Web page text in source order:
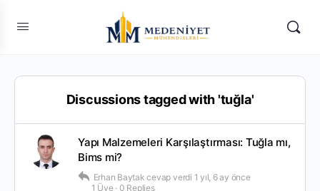
Discussions tagged with 'tuğla'
Yapı Malzemeleri Karşılaştırması: Tuğla mı,
Bims mi?
Erhan Baytak cevap verdi 1 yıl, 6 ay önce
1 Üye · 0 Replies